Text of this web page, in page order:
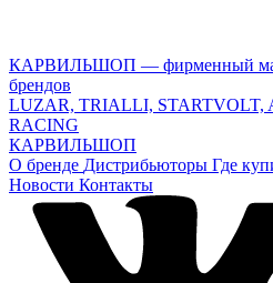
КАРВИЛЬШОП — фирменный
брендов
LUZAR, TRIALLI, STARTVOLT,
RACING
КАРВИЛЬШОП
О бренде Дистрибьюторы Где
Новости Контакты